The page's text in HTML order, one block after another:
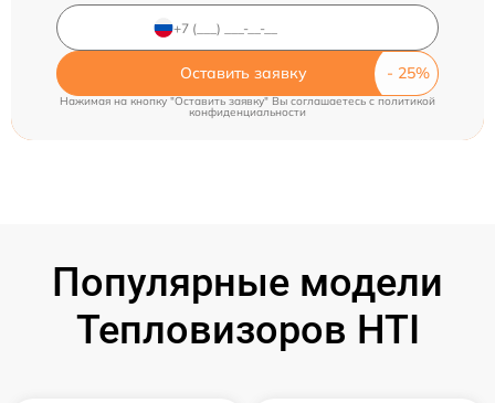
Оставить заявку
Нажимая на кнопку "Оставить заявку" Вы соглашаетесь cполитикой
конфиденциальности
Популярные модели
Тепловизоров HTI